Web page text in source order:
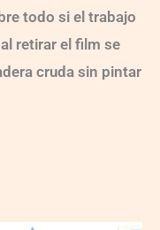
todo si el trabajo
retirar el film se
cruda sin pintar